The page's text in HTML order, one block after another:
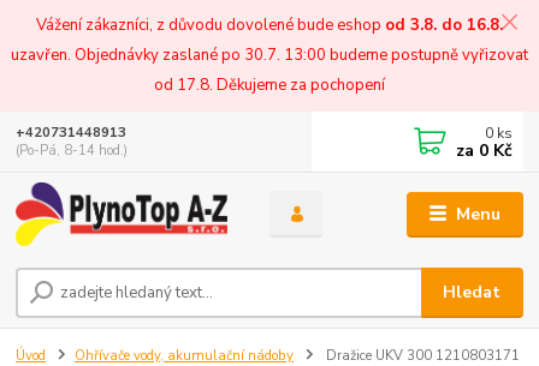
Vážení zákazníci, z důvodu dovolené bude eshop od 3.8. do 16.8.
uzavřen. Objednávky zaslané po 30.7. 13:00 budeme postupně vyřizovat
od 17.8. Děkujeme za pochopení
Menu
Hledat
+420731448913
(Po-Pá, 8-14 hod.)
0 ks
za 0 Kč
Úvod Ohřívače vody, akumulační nádoby Dražice UKV 300 1210803171